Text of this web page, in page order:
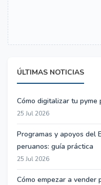
ÚLTIMAS NOTICIAS
Cómo digitalizar tu pyme
25 Jul 2026
Programas y apoyos del
peruanos: guía práctica
25 Jul 2026
Cómo empezar a vender